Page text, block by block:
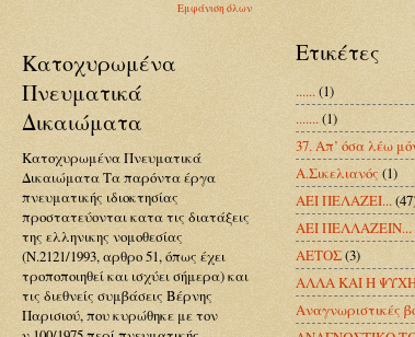
Ετικέτες
......(1)
.......(1)
37. Απ’ όσα λέω
Α.Σικελιανός (1)
ΑΕΙ ΠΕΛΑΖΕΙ...
ΑΕΙ ΠΕΛΛΑΖΕΙΝ...
ΑΕΤΟΣ(3)
ΑΛΛΑ ΚΑΙ Η
Αναγνωριστικές
Εμφάνιση όλων
Κατοχυρωμένα
Πνευματικά
Δικαιώματα
Κατοχυρωμένα Πνευματικά
Δικαιώματα Τα παρόντα έργα
πνευματικής ιδιοκτησίας
προστατεύονται κατα τις διατάξεις
της ελληνικης νομοθεσίας
(Ν.2121/1993, αρθρο 51, όπως έχει
τροποποιηθεί και ισχύει σήμερα) και
τις διεθνείς συμβάσεις Βέρνης
Παρισιού, που κυρώθηκε με τον